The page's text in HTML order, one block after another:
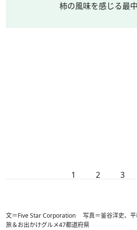
柿の風味を感じる最
1 2 3
文＝Five Star Corporation 写真＝釜谷洋史、平
旅＆お出かけグルメ47都道府県